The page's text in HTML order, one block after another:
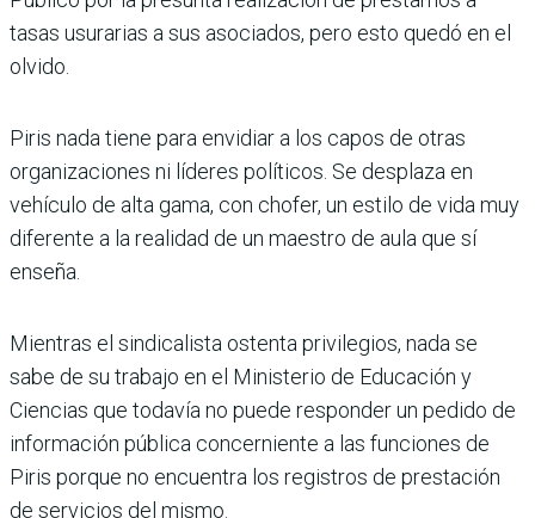
tasas usurarias a sus asociados, pero esto quedó en el
olvido.
Piris nada tiene para envidiar a los capos de otras
organiza­ciones ni líderes políticos. Se desplaza en
vehículo de alta gama, con chofer, un estilo de vida muy
diferente a la rea­lidad de un maestro de aula que sí
enseña.
Mientras el sindicalista ostenta privilegios, nada se
sabe de su trabajo en el Minis­terio de Educación y
Ciencias que todavía no puede respon­der un pedido de
informa­ción pública concerniente a las funciones de
Piris por­que no encuentra los regis­tros de prestación
de servi­cios del mismo.